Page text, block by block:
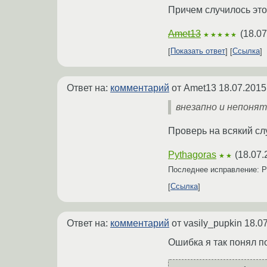
Причем случилось
Amet13 ★★★★★ (
Показать ответ Ссылка
Ответ на: комментарий от Amet13
внезапно и
Проверь на всякий
Pythagoras ★★ (
Последнее исправление:
Ссылка
Ответ на: комментарий от vasily_pupkin
Ошибка я так понял